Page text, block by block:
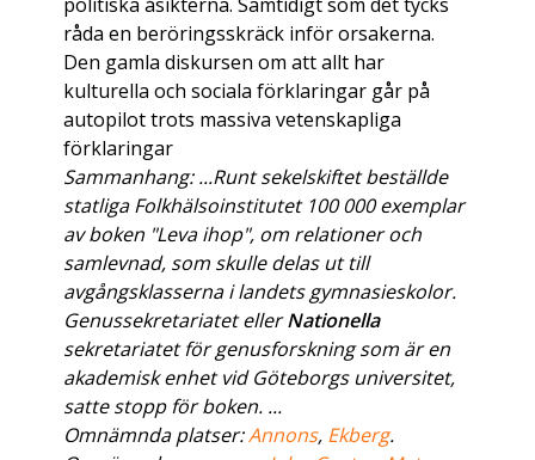
råda en beröringsskräck inför orsakerna.
Den gamla diskursen om att allt har
kulturella och sociala förklaringar går på
autopilot trots massiva vetenskapliga
förklaringar
Sammanhang: ...Runt sekelskiftet beställde
statliga Folkhälsoinstitutet 100 000 exemplar
av boken "Leva ihop", om relationer och
samlevnad, som skulle delas ut till
avgångsklasserna i landets gymnasieskolor.
Genussekretariatet ellerNationella
sekretariatet för genusforskning som är en
akademisk enhet vid Göteborgs universitet,
satte stopp för boken. ...
Omnämnda platser:Annons, Ekberg.